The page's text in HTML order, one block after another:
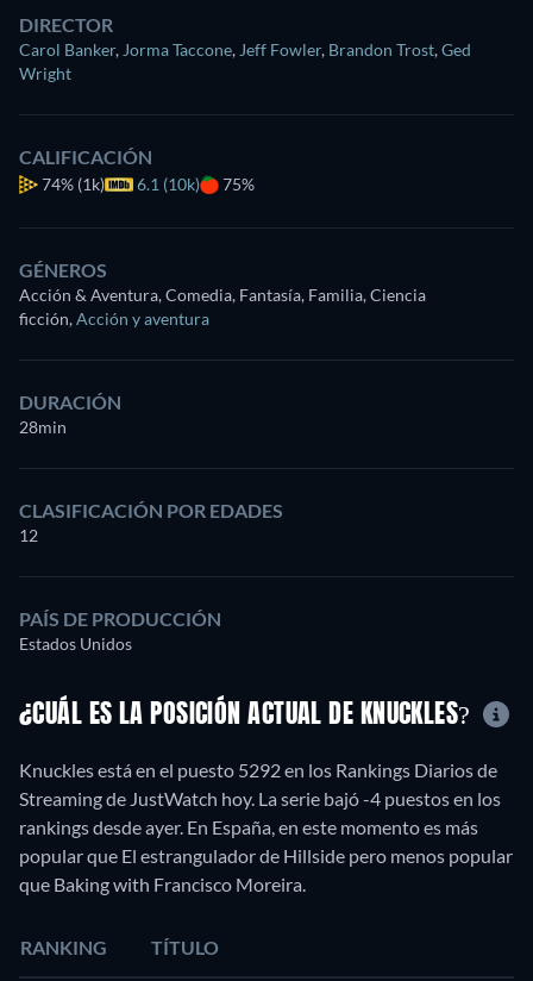
DIRECTOR
Carol Banker, Jorma Taccone, Jeff Fowler, Brandon Trost,Ged
Wright
CALIFICACIÓN
74% (1k) 6.1 (10k) 75%
GÉNEROS
Acción & Aventura, Comedia, Fantasía, Familia, Ciencia
ficción,Acción y aventura
DURACIÓN
28min
CLASIFICACIÓN POR EDADES
12
PAÍS DE PRODUCCIÓN
Estados Unidos
¿CUÁL ES LA POSICIÓN ACTUAL DE KNUCKLES?
Knuckles está en el puesto 5292 en los Rankings Diarios de
Streaming de JustWatch hoy. La serie bajó -4 puestos en los
rankings desde ayer. En España, en este momento es más
popular que El estrangulador de Hillside pero menos popular
que Baking with Francisco Moreira.
RANKING TÍTULO